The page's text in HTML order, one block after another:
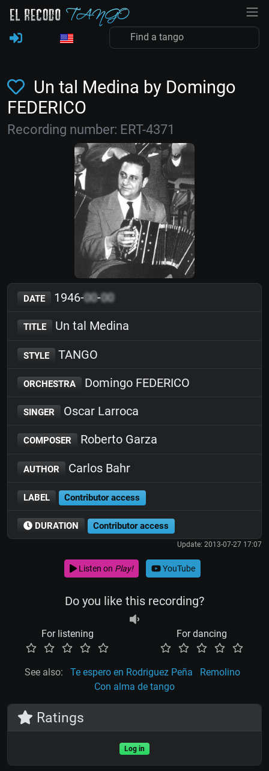
Un tal Medina by Domingo
FEDERICO
Recording number: ERT-4371
DATE 1946-00-00
TITLE Un tal Medina
STYLE TANGO
ORCHESTRA Domingo FEDERICO
SINGER Oscar Larroca
COMPOSER Roberto Garza
AUTHOR Carlos Bahr
LABEL Contributor access
DURATION Contributor access
Update: 2013-07-27 17:07
Listen on Play! YouTube
Do you like this recording?
For listening For dancing
See also: Te espero en Rodriguez Peña
Remolino
Con alma de tango
Ratings
Log in